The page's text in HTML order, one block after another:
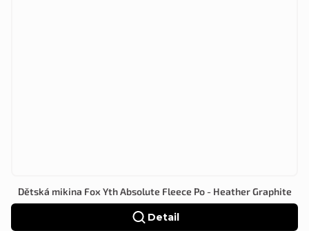
Dětská mikina Fox Yth Absolute Fleece Po - Heather Graphite
Detail